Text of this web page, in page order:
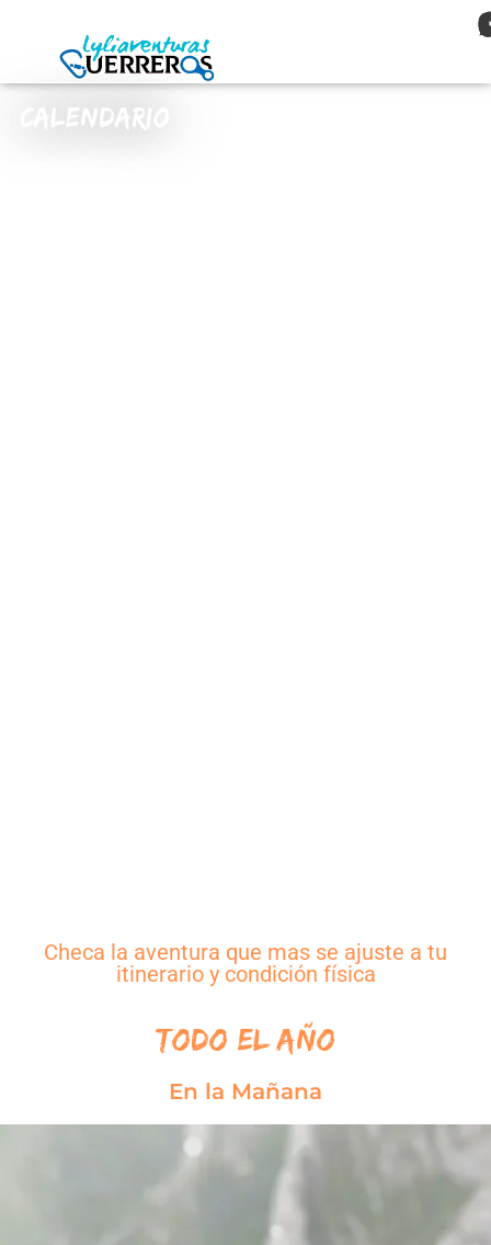
Calendario
Checa la aventura que mas se ajuste a tu
itinerario y condición física
Todo el Año
En la Mañana